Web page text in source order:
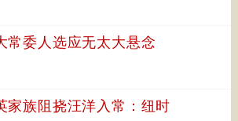
常委人选应无太大悬念
家族阻挠汪洋入常：纽时